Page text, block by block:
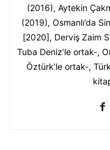
(2016), Aytekin
(2019), Osmanlı’da
[2020], Derviş Zaim
Tuba Deniz’le ortak-,
Öztürk’le ortak-,